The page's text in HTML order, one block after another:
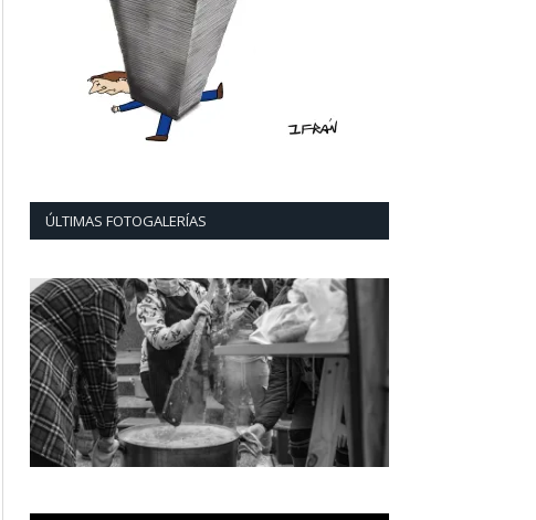
ÚLTIMAS FOTOGALERÍAS